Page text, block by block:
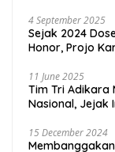
4 September 2025
Sejak 2024
Honor, Projo
11 June 2025
Tim Tri Adikara
Nasional, Jejak
15 December 2024